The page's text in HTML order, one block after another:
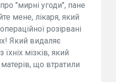
"мирні угоди", пане
мене, лікаря, який
розірвані
Який видаляє
мізків, який
що втратили